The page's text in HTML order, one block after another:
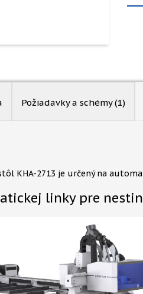
Požiadavky a schémy (1)
KHA-2713 je určený na
linky pre